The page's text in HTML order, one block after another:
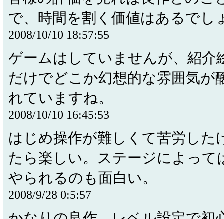
で、時間を割く価値はあるでし
2008/10/10 18:57:55
ゲームはしていませんが、紹介
だけでどこか幻想的な雰囲気が
れていますね。
2008/10/10 16:45:53
はじめ操作が難しくて苦労した
たら楽しい。ステージによって
やられるのも面白い。
2008/9/28 0:5:57